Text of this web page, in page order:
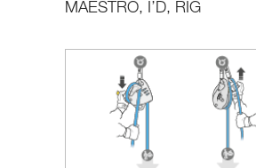
MAESTRO, I’D, RIG